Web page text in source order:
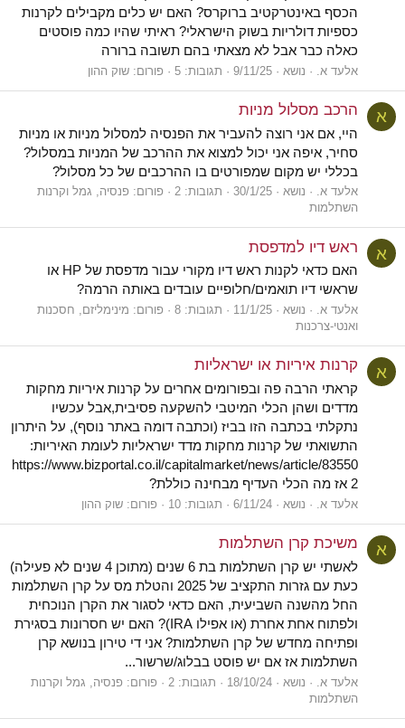
הכסף באינטרקטיב ברוקרס? האם יש כלים מקבילים לקרנות
כספיות דולריות בשוק הישראלי? ראיתי שהיו כמה פוסטים
כאלה כבר אבל לא מצאתי בהם תשובה ברורה
אלעד א. נושא 9/11/25 תגובות: 5 פורום: שוק ההון
א הרכב מסלול מניות
היי, אם אני רוצה להעביר את הפנסיה למסלול מניות או מניות
סחיר, איפה אני יכול למצוא את ההרכב של המניות במסלול?
בכללי יש מקום שמפורטים בו ההרכבים של כל מסלול?
אלעד א. נושא 30/1/25 תגובות: 2 פורום: פנסיה, גמל וקרנות
השתלמות
א ראש דיו למדפסת
האם כדאי לקנות ראש דיו מקורי עבור מדפסת של HP או
שראשי דיו תואמים/חלופיים עובדים באותה הרמה?
אלעד א. נושא 11/1/25 תגובות: 8 פורום: מינימליזם, חסכנות
ואנטי-צרכנות
א קרנות איריות או ישראליות
קראתי הרבה פה ובפורומים אחרים על קרנות איריות מחקות
מדדים ושהן הכלי המיטבי להשקעה פסיבית,אבל עכשיו
נתקלתי בכתבה הזו בביז (וכתבה דומה באתר נוסף), על היתרון
התשואתי של קרנות מחקות מדד ישראליות לעומת האיריות:
https://www.bizportal.co.il/capitalmarket/news/article/83550
2 אז מה הכלי העדיף מבחינה כוללת?
אלעד א. נושא 6/11/24 תגובות: 10 פורום: שוק ההון
א משיכת קרן השתלמות
לאשתי יש קרן השתלמות בת 6 שנים (מתוכן 4 שנים לא פעילה)
כעת עם גזרות התקציב של 2025 והטלת מס על קרן השתלמות
החל מהשנה השביעית, האם כדאי לסגור את הקרן הנוכחית
ולפתוח אחת אחרת (או אפילו IRA)? האם יש חסרונות בסגירת
ופתיחה מחדש של קרן השתלמות? אני די טירון בנושא קרן
השתלמות אז אם יש פוסט בבלוג/שרשור...
אלעד א. נושא 18/10/24 תגובות: 2 פורום: פנסיה, גמל וקרנות
השתלמות